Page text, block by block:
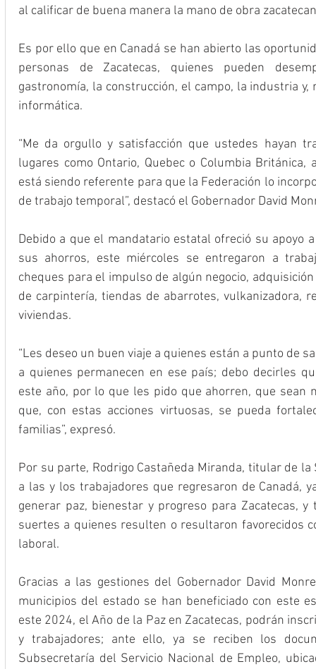
al calificar de buena manera la mano de obra
Es por ello que en Canadá se han abierto las
personas de Zacatecas, quienes pueden
gastronomía, la construcción, el campo, la industria
informática.
“Me da orgullo y satisfacción que ustedes hayan
lugares como Ontario, Quebec o Columbia
está siendo referente para que la Federación lo
de trabajo temporal”, destacó el Gobernador David
Debido a que el mandatario estatal ofreció su apoyo
sus ahorros, este miércoles se entregaron a
cheques para el impulso de algún negocio,
de carpintería, tiendas de abarrotes, vulkanizadora,
viviendas.
“Les deseo un buen viaje a quienes están a punto de
a quienes permanecen en ese país; debo decirles
este año, por lo que les pido que ahorren, que sean
que, con estas acciones virtuosas, se pueda
familias”, expresó.
Por su parte, Rodrigo Castañeda Miranda, titular de
a las y los trabajadores que regresaron de Canadá,
generar paz, bienestar y progreso para Zacatecas,
suertes a quienes resulten o resultaron favorecidos
laboral.
Gracias a las gestiones del Gobernador David
municipios del estado se han beneficiado con este
este 2024, el Año de la Paz en Zacatecas, podrán
y trabajadores; ante ello, ya se reciben los
Subsecretaría del Servicio Nacional de Empleo,